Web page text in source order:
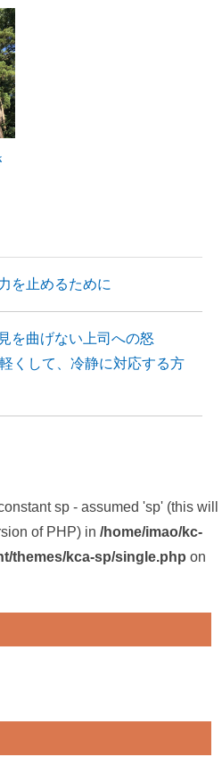
を止めるために
を曲げない上司への怒
くして、冷静に対応する方
sp - assumed 'sp' (this will
of PHP) in /home/imao/kc-
themes/kca-sp/single.php on